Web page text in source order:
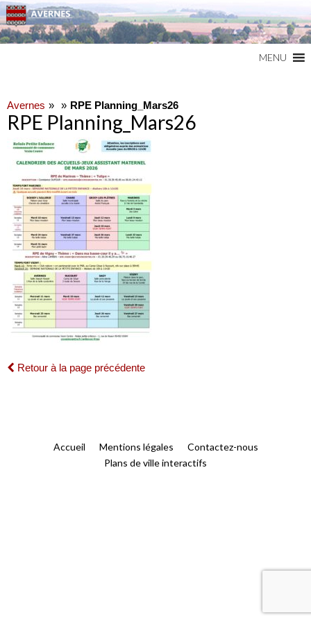
MENU
Avernes RPE Planning_Mars26
RPE Planning_Mars26
Retour à la page précédente
Accueil Mentions légales
Contactez-nous
Plans de ville interactifs